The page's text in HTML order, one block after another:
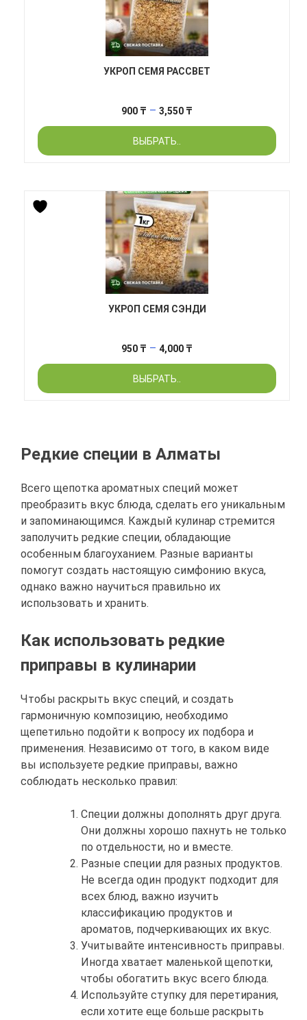
УКРОП СЕМЯ РАССВЕТ
900 ₸ – 3,550 ₸
цен:
–
ВЫБРАТЬ..
УКРОП СЕМЯ СЭНДИ
950 ₸ – 4,000 ₸
цен:
–
ВЫБРАТЬ..
Редкие специи в Алматы
Всего щепотка ароматных специй может
преобразить вкус блюда, сделать его уникальным
и запоминающимся. Каждый кулинар стремится
заполучить редкие специи, обладающие
особенным благоуханием. Разные варианты
помогут создать настоящую симфонию вкуса,
однако важно научиться правильно их
использовать и хранить.
Как использовать редкие
приправы в кулинарии
Чтобы раскрыть вкус специй, и создать
гармоничную композицию, необходимо
щепетильно подойти к вопросу их подбора и
применения. Независимо от того, в каком виде
вы используете редкие приправы, важно
соблюдать несколько правил:
Специи должны дополнять друг друга.
Они должны хорошо пахнуть не только
по отдельности, но и вместе.
Разные специи для разных продуктов.
Не всегда один продукт подходит для
всех блюд, важно изучить
классификацию продуктов и
ароматов, подчеркивающих их вкус.
Учитывайте интенсивность приправы.
Иногда хватает маленькой щепотки,
чтобы обогатить вкус всего блюда.
Используйте ступку для перетирания,
если хотите еще больше раскрыть